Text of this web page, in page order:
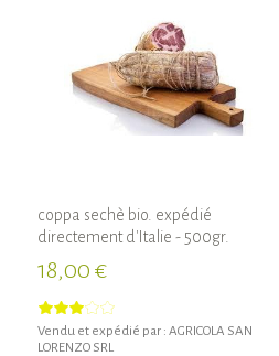
coppa sechè bio. expédié
directement d'Italie - 500gr.
18,00 €
Vendu et expédié par : AGRICOLA SAN
LORENZO SRL